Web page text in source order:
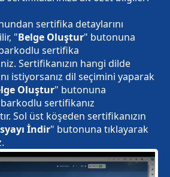
sertifika detaylarını
"Belge Oluştur" butonuna
sertifika
Sertifikanızın hangi dilde
istiyorsanız dil seçimini yaparak
Oluştur" butonuna
barkodlu sertifikanız
Sol üst köşeden sertifikanızın
İndir" butonuna tıklayarak